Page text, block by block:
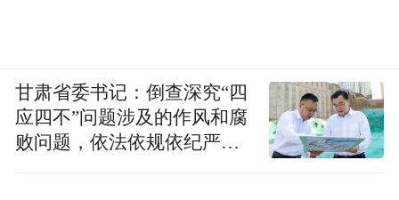
甘肃省委书记：倒查深究“四
应四不”问题涉及的作风和腐
败问题，依法依规依纪严肃